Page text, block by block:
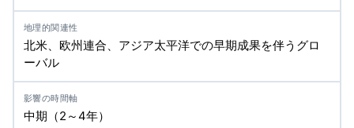
北米、欧州連合、アジア太平洋での早期成果を伴うグロ
ーバル
中期（2～4年）